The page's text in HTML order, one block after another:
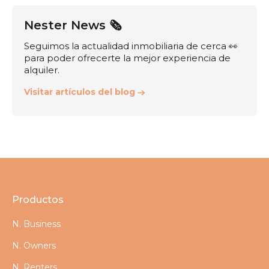
Nester News 🗞️
Seguimos la actualidad inmobiliaria de cerca 👀
para poder ofrecerte la mejor experiencia de
alquiler.
Visitar artículos del blog
Productos
N. Business
N. Owners